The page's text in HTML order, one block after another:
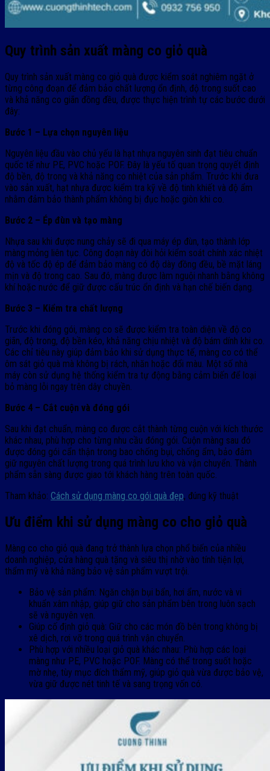
Quy trình sản xuất màng co giỏ quà
Quy trình sản xuất màng co giỏ quà được kiểm soát nghiêm ngặt ở
từng công đoạn để đảm bảo chất lượng ổn định, độ trong suốt cao
và khả năng co giãn đồng đều, được thực hiện trình tự các bước dưới
đây:
Bước 1 – Lựa chọn nguyên liệu
Nguyên liệu đầu vào chủ yếu là hạt nhựa nguyên sinh đạt tiêu chuẩn
quốc tế như PE, PVC hoặc POF. Đây là yếu tố quan trọng quyết định
độ bền, độ trong và khả năng co nhiệt của sản phẩm. Trước khi đưa
vào sản xuất, hạt nhựa được kiểm tra kỹ về độ tinh khiết và độ ẩm
nhằm đảm bảo thành phẩm không bị đục hoặc giòn khi co.
Bước 2 – Ép đùn và tạo màng
Nhựa sau khi được nung chảy sẽ đi qua máy ép đùn, tạo thành lớp
màng mỏng liên tục. Công đoạn này đòi hỏi kiểm soát chính xác nhiệt
độ và tốc độ ép để đảm bảo màng có độ dày đồng đều, bề mặt láng
mịn và độ trong cao. Sau đó, màng được làm nguội nhanh bằng không
khí hoặc nước để giữ được cấu trúc ổn định và hạn chế biến dạng.
Bước 3 – Kiểm tra chất lượng
Trước khi đóng gói, màng co sẽ được kiểm tra toàn diện về độ co
giãn, độ trong, độ bền kéo, khả năng chịu nhiệt và độ bám dính khi co.
Các chỉ tiêu này giúp đảm bảo khi sử dụng thực tế, màng co có thể
ôm sát giỏ quà mà không bị rách, nhăn hoặc đổi màu. Một số nhà
máy còn sử dụng hệ thống kiểm tra tự động bằng cảm biến để loại
bỏ màng lỗi ngay trên dây chuyền.
Bước 4 – Cắt cuộn và đóng gói
Sau khi đạt chuẩn, màng co được cắt thành từng cuộn với kích thước
khác nhau, phù hợp cho từng nhu cầu đóng gói. Cuộn màng sau đó
được đóng gói cẩn thận trong bao chống bụi, chống ẩm, bảo đảm
giữ nguyên chất lượng trong quá trình lưu kho và vận chuyển. Thành
phẩm sẵn sàng được giao tới khách hàng trên toàn quốc.
Tham khảo: Cách sử dụng màng co gói quà đẹp, đúng kỹ thuật
Ưu điểm khi sử dụng màng co cho giỏ quà
Màng co cho giỏ quà đang trở thành lựa chọn phổ biến của nhiều
doanh nghiệp, cửa hàng quà tặng và siêu thị nhờ vào tính tiện lợi,
thẩm mỹ và khả năng bảo vệ sản phẩm vượt trội.
Bảo vệ sản phẩm: Ngăn chặn bụi bẩn, hơi ẩm, nước và vi
khuẩn xâm nhập, giúp giữ cho sản phẩm bên trong luôn sạch
sẽ và nguyên vẹn.
Giúp cố định giỏ quà: Giữ cho các món đồ bên trong không bị
xê dịch, rơi vỡ trong quá trình vận chuyển.
Phù hợp với nhiều loại giỏ quà khác nhau: Phù hợp các loại
màng như PE, PVC hoặc POF. Màng có thể trong suốt hoặc
mờ nhẹ, tùy mục đích thẩm mỹ, giúp giỏ quà vừa được bảo vệ,
vừa giữ được nét tinh tế và sang trọng vốn có.